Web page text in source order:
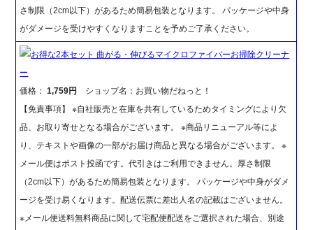
さ制限（2cm以下）があるため簡易包装となります。 パッケージや中身
がダメージを受けやすくなりますことを予めご了承ください。
お得な2本セット 曲がる・伸びるマイクロファイバーお掃除クリーナ
ー
価格：1,759円
ショップ名：お買い物だねっと！
【免責事項】 ※自社販売と在庫を共有しているためタイミングにより欠
品、お取り寄せとなる場合がございます。 ※商品リニューアル等によ
り、テキストや画像の一部がお届け商品と異なる場合がございます。 ※
メール便はポスト投函です。代引きはご利用できません。厚さ制限
（2cm以下）があるため簡易包装となります。 パッケージや中身がダメ
ージを受け易くなります。配送伝票に差出人名の記載はございません。
※メール便送料無料商品に関して宅配便配送をご選択された場合、別途